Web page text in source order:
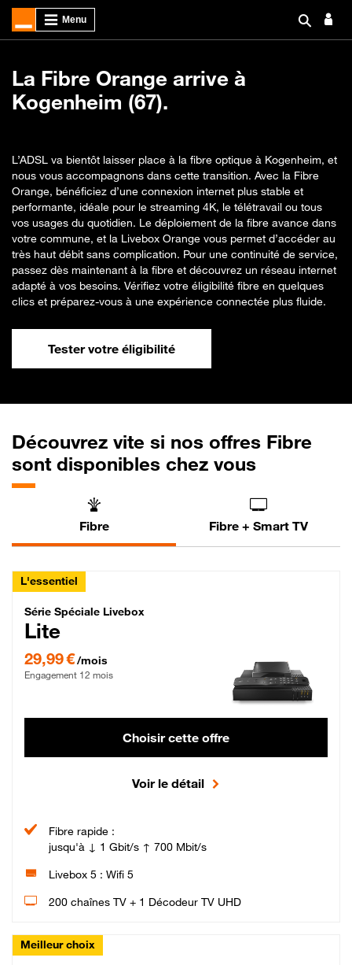
La Fibre Orange arrive à
Kogenheim (67).
L’ADSL va bientôt laisser place à la fibre optique à Kogenheim, et
nous vous accompagnons dans cette transition. Avec la Fibre
Orange, bénéficiez d’une connexion internet plus stable et
performante, idéale pour le streaming 4K, le télétravail ou tous
vos usages du quotidien. Le déploiement de la fibre avance dans
votre commune, et la Livebox Orange vous permet d’accéder au
très haut débit sans complication. Pour une continuité de service,
passez dès maintenant à la fibre et découvrez un réseau internet
adapté à vos besoins. Vérifiez votre éligibilité fibre en quelques
clics et préparez-vous à une expérience connectée plus fluide.
Tester votre éligibilité
Découvrez vite si nos offres Fibre
sont disponibles chez vous
Fibre Fibre + Smart TV
L'essentiel
Série Spéciale Livebox Lite Fibre
Série Spéciale Livebox
Lite
29,99 €/mois
Engagement 12 mois
Choisir cette offre
Voir le détail
Fibre rapide :
jusqu'à ↓ 1 Gbit/s ↑ 700 Mbit/s
Livebox 5 : Wifi 5
200 chaînes TV + 1 Décodeur TV UHD
Meilleur choix